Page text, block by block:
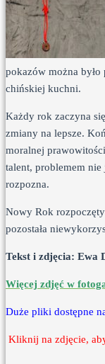
pokazów można
chińskiej kuchni.
Każdy rok zaczyna
zmiany na lepsze.
moralnej
talent, problemem
rozpozna.
Nowy Rok
pozostała
Tekst i zdjęcia: Ewa
Więcej zdjęć w
Duże pliki dostępne
Kliknij na zdjęcie,